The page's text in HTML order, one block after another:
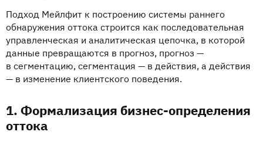
Подход Мейлфит к построению системы раннего
обнаружения оттока строится как последовательная
управленческая и аналитическая цепочка, в которой
данные превращаются в прогноз, прогноз —
в сегментацию, сегментация — в действия, а действия
— в изменение клиентского поведения.
1. Формализация бизнес-определения
оттока